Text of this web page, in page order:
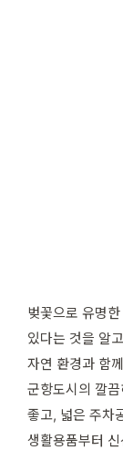
벚꽃으로 유명
있다는 것을 알
자연 환경과 함
군항도시의 깔
좋고, 넓은 주차
생활용품부터